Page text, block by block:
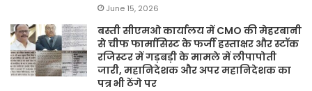
June 15, 2026
बस्ती सीएमओ कार्यालय में CMO की मेहरबानी
से चीफ फार्मासिस्ट के फर्जी हस्ताक्षर और स्टॉक
रजिस्टर में गड़बड़ी के मामले में लीपापोती
जारी, महानिदेशक और अपर महानिदेशक का
पत्र भी ठेंगे पर